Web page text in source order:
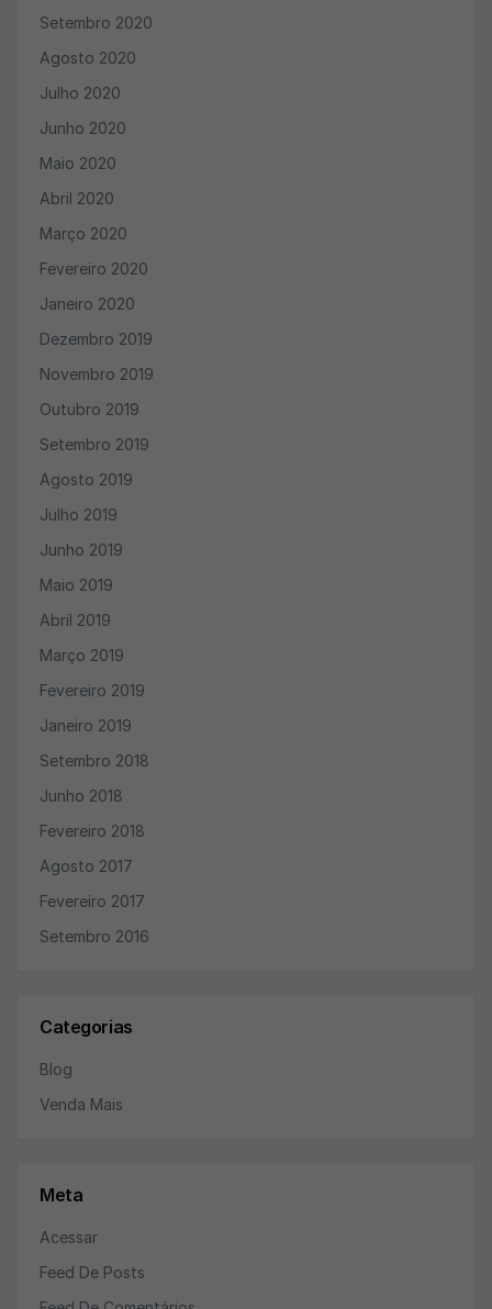
Setembro 2020
Agosto 2020
Julho 2020
Junho 2020
Maio 2020
Abril 2020
Março 2020
Fevereiro 2020
Janeiro 2020
Dezembro 2019
Novembro 2019
Outubro 2019
Setembro 2019
Agosto 2019
Julho 2019
Junho 2019
Maio 2019
Abril 2019
Março 2019
Fevereiro 2019
Janeiro 2019
Setembro 2018
Junho 2018
Fevereiro 2018
Agosto 2017
Fevereiro 2017
Setembro 2016
Categorias
Blog
Venda Mais
Meta
Acessar
Feed De Posts